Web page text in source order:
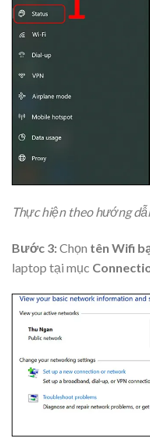
Thực hiện theo hướng
Bước 3:Chọn tên Wifi
laptop tại mục